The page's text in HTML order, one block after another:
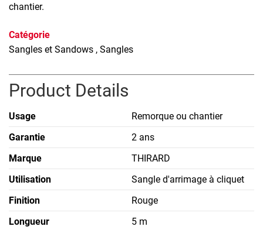
chantier.
Catégorie
Sangles et Sandows , Sangles
Product Details
Usage
Remorque ou chantier
Garantie
2 ans
Marque
THIRARD
Utilisation
Sangle d'arrimage à cliquet
Finition
Rouge
Longueur
5 m